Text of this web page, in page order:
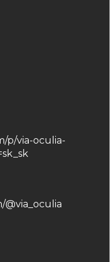
p/via-oculia-